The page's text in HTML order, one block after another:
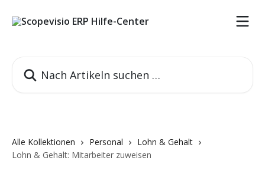
Alle Kollektionen Personal
Lohn & Gehalt
Lohn & Gehalt: Mitarbeiter zuweisen